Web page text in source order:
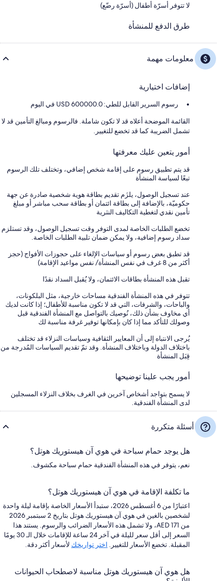
لا تتوفر أسرّة أطفال (أسرّة رضّع)
طرق الدفع للمنشأة
معلومات مهمة
إضافات اختيارية
رسوم السرير القابل للطي: 600000.0 USD في اليوم
القائمة الموضحة أعلاه قد لا تكون شاملة. فالرسوم ومبالغ التأمين قد لا
تشمل الضريبة كما قد تخضع للتغيير.
أمور يتعين عليك معرفتها
قد يتم تطبيق رسوم على إقامة شخص إضافي، وتختلف تلك الرسوم
تبعًا لسياسة المنشأة
عند تسجيل الوصول، يلزَم تقديم بطاقة هوية شخصية صادرة عن جهة
حكوميّة، بالإضافة إلى بطاقة ائتمان أو بطاقة سحب مباشر أو مبلغ
تأمين نقدي لتغطية التكاليف النثرية
تخضع الطلبات الخاصة لمدى التوفر وقت تسجيل الوصول، وقد تستلزم
سداد رسوم إضافية، ولا يمكن ضمان تلبية الطلبات الخاصة.
قد تطبق بعض رسوم أو سياسات الإلغاء على حجوزات الأفواج (حجز
أكثر من 8 غرف في نفس المنشأة/ نفس مواعيد الإقامة)
تقبل هذه المنشأة بطاقات الائتمان، ولا يُقبل السداد نقدًا
تتوفر في هذه المنشأة الفندقية مساحات خارجية، مثل البلكونات،
والباحات، والشرفات، التي قد لا تكون مناسبة للأطفال؛ إذا كانت لديك
أي مخاوف بشأن ذلك، نُوصيك بالتواصل مع المنشأة الفندقية قبل
وصولك للتأكد مما إذا كان بإمكانها توفير غرفة مناسبة لك
يُرجى الانتباه إلى أن المعايير الثقافية وسياسات النزلاء قد تختلف
باختلاف الدولة وباختلاف المنشأة. وقد تمّ تقديم السياسات المُدرجة من
قِبَل المنشأة
أمور يجب علينا توضيحها
لا يسمح بتواجد أشخاص آخرين في الغرف بخلاف النزلاء المسجلين
لدى المنشأة الفندقية.
أسئلة متكررة
هل يوجد حمام سباحة في هوي آن هيستوريك هوتل؟
نعم، يتوفر في هذه المنشأة الفندقية حمام سباحة مكشوف.
ما تكلفة الإقامة في هوي آن هيستوريك هوتل؟
اعتبارًا من 6 أغسطس 2026، ستبدأ الأسعار الخاصة بإقامة ليلة واحدة
لشخصين بالغين في هوي آن هيستوريك هوتل بتاريخ 2 سبتمبر 2026
من AED 171، ولا تشمل هذه الأسعار الضرائب والرسوم. يستند هذا
السعر إلى أقل سعر لليلة في آخر 24 ساعة للإقامات خلال الـ 30 يومًا
المقبلة. تخضع الأسعار للتغيير. اختر تواريخك لأسعار أكثر دقة.
هل هوي آن هيستوريك هوتل مناسبة لاصطحاب الحيوانات